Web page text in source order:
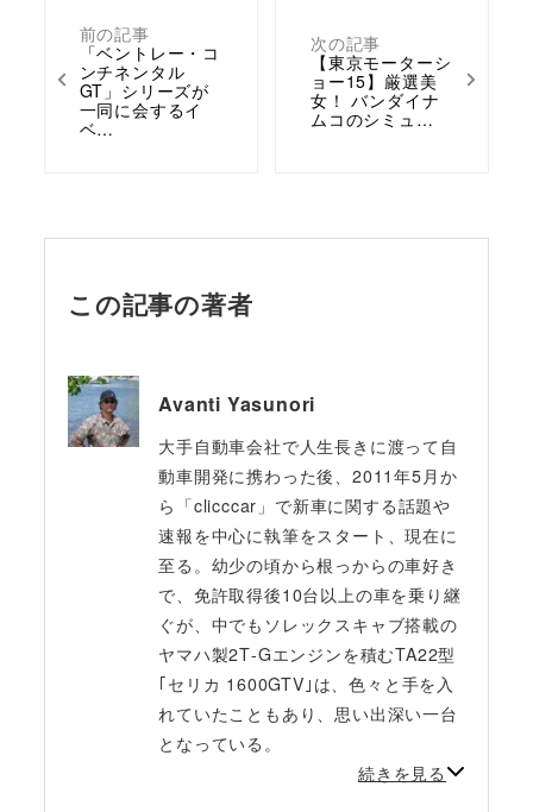
前の記事
「ベントレー・コ
ンチネンタル
GT」シリーズが
一同に会するイ
ベ…
次の記事
【東京モーターシ
ョー15】厳選美
女！ バンダイナ
ムコのシミュ…
この記事の著者
Avanti Yasunori
大手自動車会社で人生長きに渡って自
動車開発に携わった後、2011年5月か
ら「clicccar」で新車に関する話題や
速報を中心に執筆をスタート、現在に
至る。幼少の頃から根っからの車好き
で、免許取得後10台以上の車を乗り継
ぐが、中でもソレックスキャブ搭載の
ヤマハ製2T‐Gエンジンを積むTA22型
｢セリカ 1600GTV｣は、色々と手を入
れていたこともあり、思い出深い一台
となっている。
続きを見る